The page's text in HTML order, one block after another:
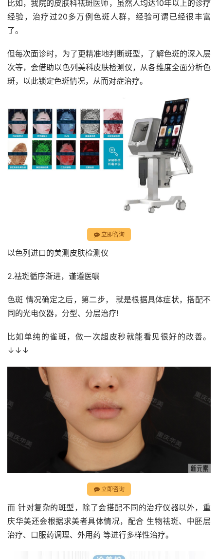
比如，我院的皮肤科祛斑医师，虽然人均达10年以上的诊疗
经验，治疗过20多万例色斑人群，经验可谓已经很丰富
了。
但每次面诊时，为了更精准地判断斑型，了解色斑的深入层
次等，会借助以色列美科皮肤检测仪，从各维度全面分析色
斑，以此锁定色斑情况，从而对症治疗。
立即咨询
以色列进口的美测皮肤检测仪
2.祛斑循序渐进，谨遵医嘱
色斑 情况确定之后，第二步， 就是根据具体症状，搭配不
同的光电仪器，分型、分层治疗!
比如单纯的雀斑，做一次超皮秒就能看见很好的改善。
↓↓↓
立即咨询
而 针对复杂的斑型，除了会搭配不同的治疗仪器以外，重
庆华美还会根据求美者具体情况，配合 生物祛斑、中胚层
治疗、口服药调理、外用药 等进行多样性治疗。